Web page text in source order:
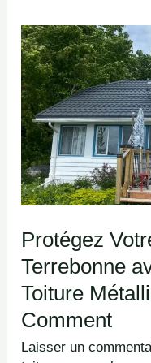
Protégez
Terrebonne
Toiture
Comment
Laisser un
Protégez
Votre
Maison
à
Terrebonne
avec
Nos
de
Toiture
Métallique
–
Découvrez